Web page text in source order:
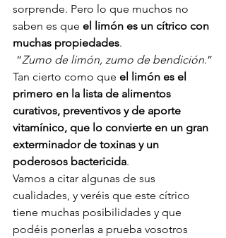
sorprende. Pero lo que muchos no
saben es que el limón es un cítrico con
muchas propiedades.
“Zumo de limón, zumo de bendición.”
Tan cierto como que el limón es el
primero en la lista de alimentos
curativos, preventivos y de aporte
vitamínico, que lo convierte en un gran
exterminador de toxinas y un
poderosos bactericida.
Vamos a citar algunas de sus
cualidades, y veréis que este cítrico
tiene muchas posibilidades y que
podéis ponerlas a prueba vosotros